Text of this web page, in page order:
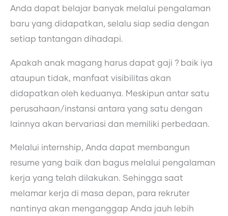
Anda dapat belajar banyak melalui pengalaman
baru yang didapatkan, selalu siap sedia dengan
setiap tantangan dihadapi.
Apakah anak magang harus dapat gaji ? baik iya
ataupun tidak, manfaat visibilitas akan
didapatkan oleh keduanya. Meskipun antar satu
perusahaan/instansi antara yang satu dengan
lainnya akan bervariasi dan memiliki perbedaan.
Melalui internship, Anda dapat membangun
resume yang baik dan bagus melalui pengalaman
kerja yang telah dilakukan. Sehingga saat
melamar kerja di masa depan, para rekruter
nantinya akan menganggap Anda jauh lebih